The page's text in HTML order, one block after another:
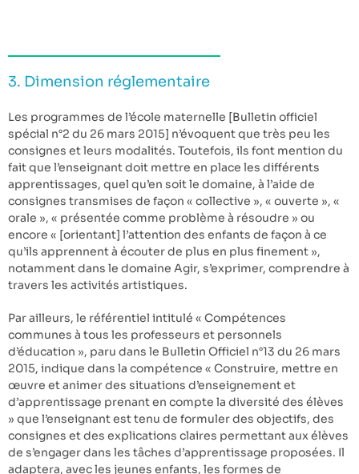
3. Dimension réglementaire
Les programmes de l’école maternelle [Bulletin officiel
spécial n°2 du 26 mars 2015] n’évoquent que très peu les
consignes et leurs modalités. Toutefois, ils font mention du
fait que l’enseignant doit mettre en place les différents
apprentissages, quel qu’en soit le domaine, à l’aide de
consignes transmises de façon « collective », « ouverte », «
orale », « présentée comme problème à résoudre » ou
encore « [orientant] l’attention des enfants de façon à ce
qu’ils apprennent à écouter de plus en plus finement »,
notamment dans le domaine Agir, s’exprimer, comprendre à
travers les activités artistiques.
Par ailleurs, le référentiel intitulé « Compétences
communes à tous les professeurs et personnels
d’éducation », paru dans le Bulletin Officiel n°13 du 26 mars
2015, indique dans la compétence « Construire, mettre en
œuvre et animer des situations d’enseignement et
d’apprentissage prenant en compte la diversité des élèves
» que l’enseignant est tenu de formuler des objectifs, des
consignes et des explications claires permettant aux élèves
de s’engager dans les tâches d’apprentissage proposées. Il
adaptera, avec les jeunes enfants, les formes de